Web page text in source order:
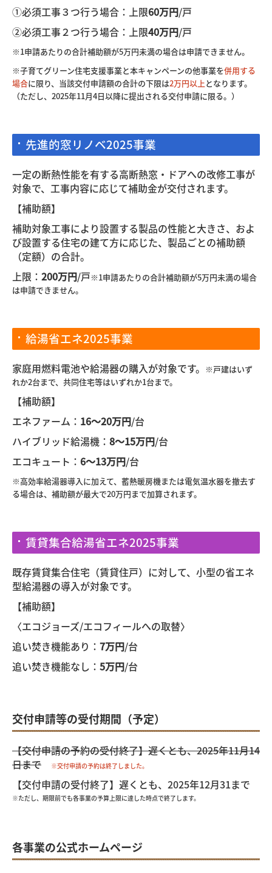
①必須工事３ つ行う場合：上限60万円/戸
②必須工事２つ行う場合：上限40万円/戸
※1申請あたりの合計補助額が5万円未満の場合は申請できません。
※子育てグリーン住宅支援事業と本キャンペーンの他事業を併用する
場合に限り、当該交付申請額の合計の下限は2万円以上となります。
（ただし、 2025年11月4日以降に提出される交付申請に限る。）
先進的窓リノベ2025事業
一定の断熱性能を有する高断熱窓・ドアへの改修工事が
対象で、工事内容に応じて補助金が交付されます。
【補助額】
補助対象工事により設置する製品の性能と大きさ、およ
び設置する住宅の建て方に応じた、製品ごとの補助額
（定額）の合計。
上限： 200万円/戸※1申請あたりの合計補助額が5万円未満の場合
は申請できません。
給湯省エネ2025事業
家庭用燃料電池や給湯器の購入が対象です。
※戸建はいず
れか2台まで、共同住宅等はいずれか1台まで。
【補助額】
エネファーム： 16～20万円/台
ハイブリッド給湯機： 8～15万円/台
エコキュート： 6～13万円/台
※高効率給湯器導入に加えて、蓄熱暖房機または電気温水器を撤去す
る場合は、補助額が最大で20万円まで加算されます。
賃貸集合給湯省エネ2025事業
既存賃貸集合住宅（賃貸住戸）に対して、小型の省エネ
型給湯器の導入が対象です。
【補助額】
〈エコジョーズ/エコフィールへの取替〉
追い焚き機能あり： 7万円/台
追い焚き機能なし： 5万円/台
交付申請等の受付期間（予定）
【交付申請の予約の受付終了】遅くとも、2025年11月14
日まで
※交付申請の予約は終了しました。
【交付申請の受付終了】遅くとも、2025年12月31まで
※ただし、期限前でも各事業の予算上限に達した時点で終了します。
各事業の公式ホームページ